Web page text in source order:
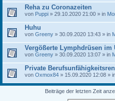
Reha zu Coronazeiten
von Puppi » 29.10.2020 21:00 » in
Huhu
von Greeny » 30.09.2020 13:43 » in
Vergößerte Lymphdrüsen im
von Greeny » 30.09.2020 13:07 » in
Private
von Oxmox84 » 15.09.2020 12:08 »
Beiträge der letzten Zeit